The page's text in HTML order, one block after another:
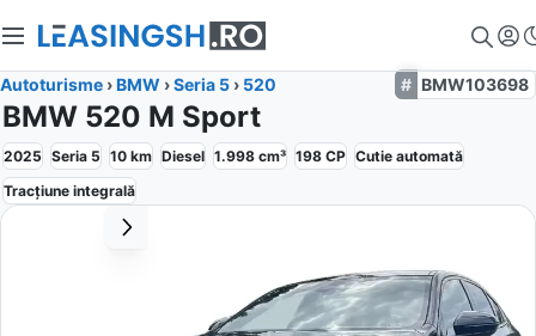
Autoturisme ›BMW ›Seria 5 › 520 BMW103698
BMW 520 M Sport
2025 Seria 5 10 km Diesel 1.998 cm³ 198 CP Cutie automată
Tracțiune integrală